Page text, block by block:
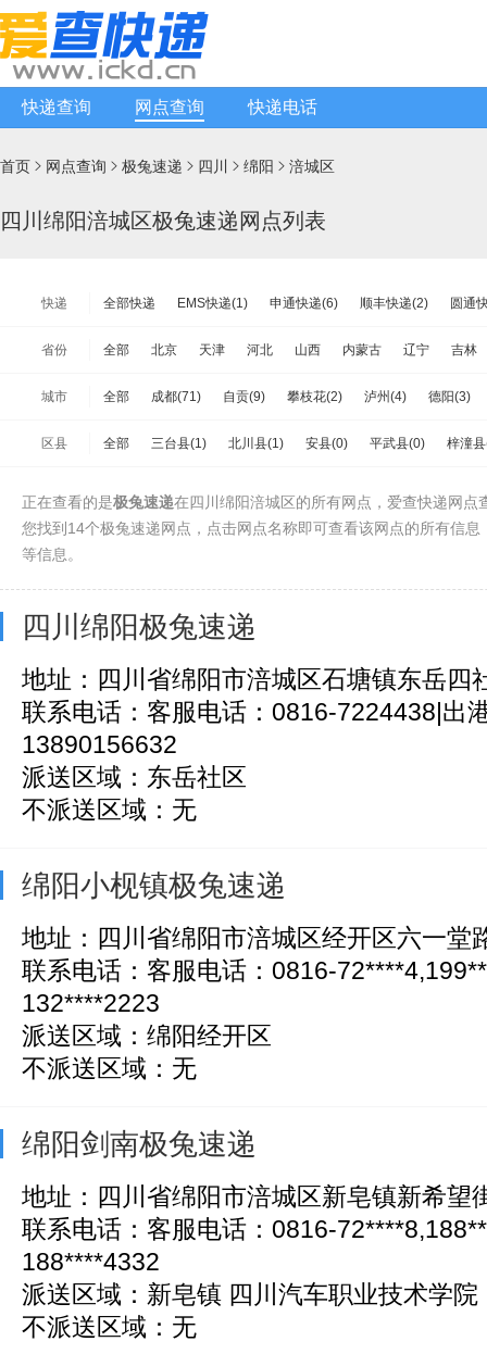
快递查询 网点查询 快递电话
首页  网点查询  极兔速递  四川  绵阳  涪城区
四川绵阳涪城区极兔速递网点列表
快递 全部快递 EMS快递(1) 申通快递(6) 顺丰快递(2) 圆通
安能物流(20) 苏宁快递(1) 全一快递(1) 华宇物流(1)
佳吉快运(2) 亚风快递(1) 佳怡物流(0) 新邦物流(4) 中
省份 全部 北京 天津 河北 山西 内蒙古 辽宁 吉林
台湾省 香港 澳门
城市 全部 成都(71) 自贡(9) 攀枝花(2) 泸州(4) 德阳(3)
区县 全部 三台县(1) 北川县(1) 安县(0) 平武县(0) 梓潼
正在查看的是极兔速递在四川绵阳涪城区的所有网点，爱查快递网点
您找到14个极兔速递网点，点击网点名称即可查看该网点的所有信
等信息。
四川绵阳极兔速递
地址：四川省绵阳市涪城区石塘镇东岳四
联系电话：客服电话：0816-7224438|出
13890156632
派送区域：东岳社区
不派送区域：无
绵阳小枧镇极兔速递
地址：四川省绵阳市涪城区经开区六一堂
联系电话：客服电话：0816-
132****2223
派送区域：绵阳经开区
不派送区域：无
绵阳剑南极兔速递
地址：四川省绵阳市涪城区新皂镇新希望
联系电话：客服电话：0816-
188****4332
派送区域：新皂镇 四川汽车职业技术学院
不派送区域：无